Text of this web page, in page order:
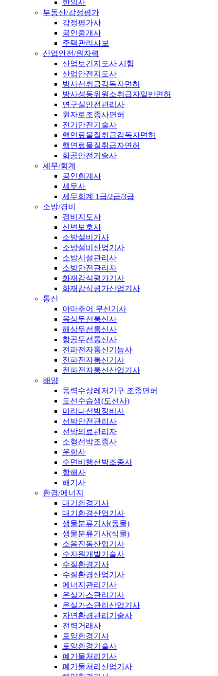
한의사
부동산/감정평가
감정평가사
공인중개사
주택관리사보
산업안전/원자력
산업보건지도사 시험
산업안전지도사
방사선취급감독자면허
방사성동위원소취급자일반면허
연구실안전관리사
원자로조종사면허
전기안전기술사
핵연료물질취급감독자면허
핵연료물질취급자면허
화공안전기술사
세무/회계
공인회계사
세무사
세무회계 1급/2급/3급
소방/경비
경비지도사
신변보호사
소방설비기사
소방설비산업기사
소방시설관리사
소방안전관리자
화재감식평가기사
화재감식평가산업기사
통신
아마추어 무선기사
육상무선통신사
해상무선통신사
항공무선통신사
전파전자통신기능사
전파전자통신기사
전파전자통신산업기사
해양
동력수상레저기구 조종면허
도선수습생(도선사)
마리나선박정비사
선박안전관리사
선박의료관리자
소형선박조종사
운항사
수면비행선박조종사
항해사
해기사
환경/에너지
대기환경기사
대기환경산업기사
생물분류기사(동물)
생물분류기사(식물)
소음진동산업기사
수자원개발기술사
수질환경기사
수질환경산업기사
에너지관리기사
온실가스관리기사
온실가스관리산업기사
자연환경관리기술사
전력거래사
토양환경기사
토양환경기술사
폐기물처리기사
폐기물처리산업기사